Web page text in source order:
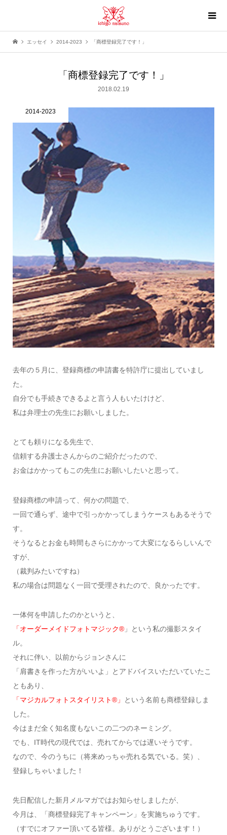
エッセイ 2014-2023 「商標登録完了です！」
「商標登録完了です！」
2018.02.19
2014-2023
去年の５月に、登録商標の申請書を特許庁に提出していまし
た。
自分でも手続きできるよと言う人もいたけけど、
私は弁理士の先生にお願いしました。
とても頼りになる先生で、
信頼する弁護士さんからのご紹介だったので、
お金はかかってもこの先生にお願いしたいと思って。
登録商標の申請って、何かの問題で、
一回で通らず、途中で引っかかってしまうケースもあるそうで
す。
そうなるとお金も時間もさらにかかって大変になるらしいんで
すが、
（裁判みたいですね）
私の場合は問題なく一回で受理されたので、良かったです。
一体何を申請したのかというと、
「オーダーメイドフォトマジック®」という私の撮影スタイ
ル。
それに伴い、以前からジョンさんに
「肩書きを作った方がいいよ」とアドバイスいただいていたこ
ともあり、
「マジカルフォトスタイリスト®」
という名前も商標登録しま
した。
今はまだ全く知名度もないこの二つのネーミング。
でも、IT時代の現代では、売れてからでは遅いそうです。
なので、今のうちに（将来めっちゃ売れる気でいる。笑）、
登録しちゃいました！
先日配信した新月メルマガではお知らせしましたが、
今月は、「商標登録完了キャンペーン」を実施ちゅうです。
（すでにオファー頂いてる皆様。ありがとうございます！）